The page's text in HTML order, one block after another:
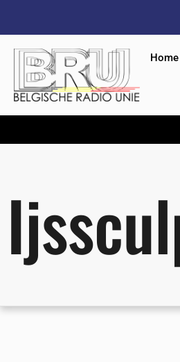
Home